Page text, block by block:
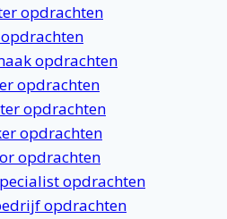
opdrachten
opdrachten
opdrachten
opdrachten
opdrachten
opdrachten
opdrachten
opdrachten